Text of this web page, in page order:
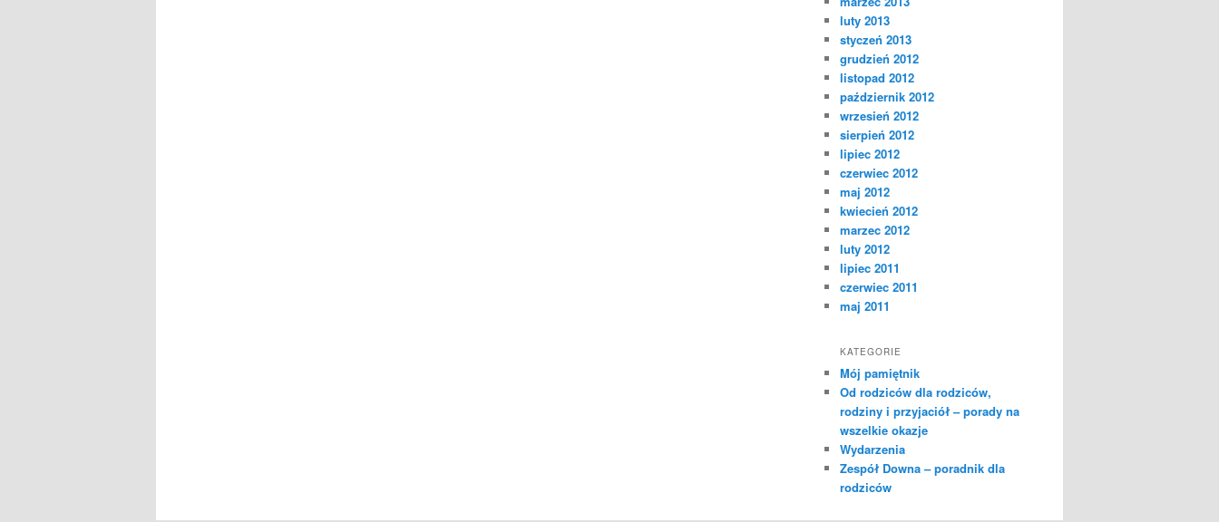
luty 2013
styczeń 2013
grudzień 2012
listopad 2012
październik 2012
wrzesień 2012
sierpień 2012
lipiec 2012
czerwiec 2012
maj 2012
kwiecień 2012
marzec 2012
luty 2012
lipiec 2011
czerwiec 2011
maj 2011
KATEGORIE
Mój pamiętnik
Od rodziców dla rodziców,
rodziny i przyjaciół – porady na
wszelkie okazje
Wydarzenia
Zespół Downa – poradnik dla
rodziców